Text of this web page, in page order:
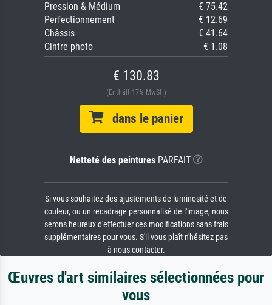
Pression & Médium
€ 75.42
Perfectionnement
€ 12.69
Châssis
€ 41.64
Cintre photo
€ 1.08
€ 130.83
(Enthält 17% MwSt.)
dans le panier
Netteté des peinturesPARFAIT
Si vous souhaitez des ajustements de luminosité et de
couleur, ou un recadrage personnalisé de l'image, nous
serons heureux d'effectuer ces modifications sans frais
supplémentaires pour vous. S'il vous plaît n'hésitez pas
à nous contacter.
Œuvres d'art similaires sélectionnées pour
vous